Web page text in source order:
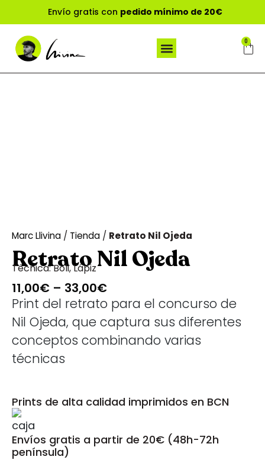
Envío gratis con pedido mínimo de 20€
0
Marc Llivina / Tienda / Retrato Nil Ojeda
Retrato Nil Ojeda
Técnica:Boli,Lápiz
11,00€ – 33,00€
Print del retrato para el concurso de
Nil Ojeda, que captura sus diferentes
conceptos combinando varias
técnicas
Prints de alta calidad imprimidos en BCN
Envíos gratis a partir de 20€ (48h-72h
península)